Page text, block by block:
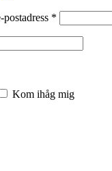
*
Kom ihåg mig